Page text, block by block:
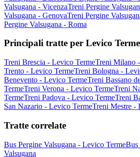
Valsugana - VicenzaTreni Pergine
Valsugana - GenovaTreni Pergine
Pergine Valsugana - Roma
Principali tratte per Levico Terme
Treni Brescia - Levico TermeTreni Milano
Trento - Levico TermeTreni Bologna -
Benevento - Levico TermeTreni Bassano
TermeTreni Verona - Levico TermeTreni
TermeTreni Padova - Levico TermeTreni
San Nazario - Levico TermeTreni Mestre -
Tratte correlate
Bus Pergine Valsugana - Levico TermeBus
Valsugana